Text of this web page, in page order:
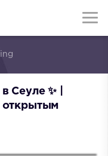
Сеуле ✨ |
открытым